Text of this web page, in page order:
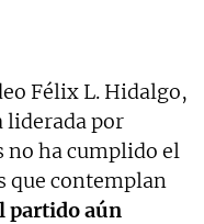
Félix L. Hidalgo,
liderada por
no ha cumplido el
que contemplan
partido aún